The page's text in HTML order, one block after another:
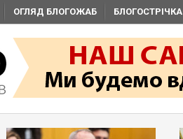
ОГЛЯД БЛОГОЖАБ БЛОГОСТРІЧКА